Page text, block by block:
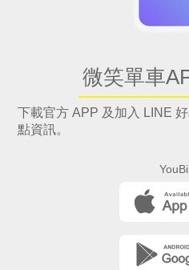
微笑單車
下載官方 APP 及加入 LINE
點資訊。